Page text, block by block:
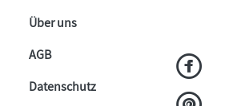
Über uns
AGB
Datenschutz